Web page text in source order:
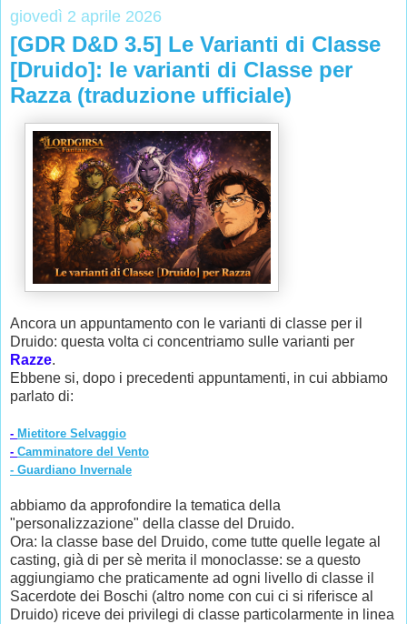
giovedì 2 aprile 2026
[GDR D&D 3.5] Le Varianti di Classe
[Druido]: le varianti di Classe per
Razza (traduzione ufficiale)
Ancora un appuntamento con le varianti di classe per il
Druido: questa volta ci concentriamo sulle varianti per
Razze.
Ebbene si, dopo i precedenti appuntamenti, in cui abbiamo
parlato di:
- Mietitore Selvaggio
- Camminatore del Vento
- Guardiano Invernale
abbiamo da approfondire la tematica della
"personalizzazione" della classe del Druido.
Ora: la classe base del Druido, come tutte quelle legate al
casting, già di per sè merita il monoclasse: se a questo
aggiungiamo che praticamente ad ogni livello di classe il
Sacerdote dei Boschi (altro nome con cui ci si riferisce al
Druido) riceve dei privilegi di classe particolarmente in linea